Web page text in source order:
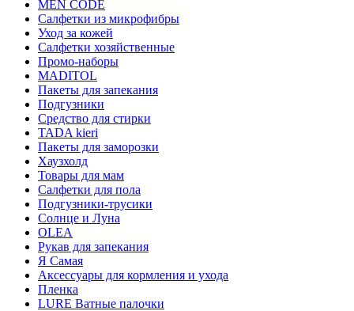
MEN CODE
Салфетки из микрофибры
Уход за кожей
Салфетки хозяйственные
Промо-наборы
MADITOL
Пакеты для запекания
Подгузники
Средство для стирки
TADA kieri
Пакеты для заморозки
Хаузхолд
Товары для мам
Салфетки для пола
Подгузники-трусики
Солнце и Луна
OLEA
Рукав для запекания
Я Самая
Аксессуары для кормления и ухода
Пленка
LURE Ватные палочки